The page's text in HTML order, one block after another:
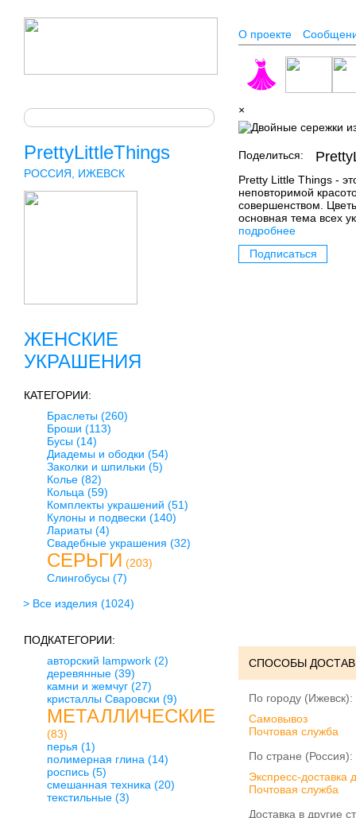
О проекте
PrettyLittleThings
РОССИЯ, ИЖЕВСК
ЖЕНСКИЕ
УКРАШЕНИЯ
КАТЕГОРИИ:
Браслеты (260)
Броши (113)
Бусы (14)
Диадемы и ободки (54)
Заколки и шпильки (5)
Колье (82)
Кольца (59)
Комплекты украшений (51)
Кулоны и подвески (140)
Лариаты (4)
Свадебные украшения (32)
СЕРЬГИ (203)
Слингобусы (7)
> Все изделия (1024)
ПОДКАТЕГОРИИ:
авторский lampwork (2)
деревянные (39)
камни и жемчуг (27)
кристаллы Сваровски (9)
МЕТАЛЛИЧЕСКИЕ
(83)
перья (1)
полимерная глина (14)
роспись (5)
смешанная техника (20)
текстильные (3)
×
Поделиться:
Pretty Little Things -
неповторимой
совершенством.
основная тема всех
подробнее
Подписаться
СПОСОБЫ
По городу (Ижевск):
Cамовывоз
Почтовая служба
По стране (Россия):
Экспресс-доставка
Почтовая служба
Доставка в другие